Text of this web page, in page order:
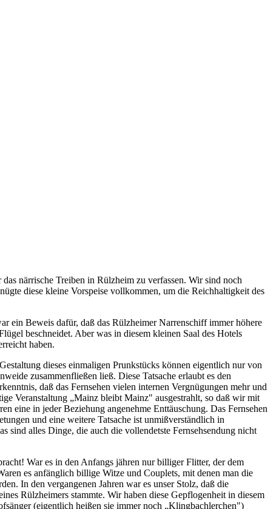
närrische Treiben in Rülzheim zu verfassen. Wir sind noch
diese kleine Vorspeise vollkommen, um die Reichhaltigkeit des
ein Beweis dafür, daß das Rülzheimer Narrenschiff immer höhere
beschneidet. Aber was in diesem kleinen Saal des Hotels
haben.
dieses einmaligen Prunkstücks können eigentlich nur von
zusammenfließen ließ. Diese Tatsache erlaubt es den
daß das Fernsehen vielen internen Vergnügungen mehr und
Veranstaltung „Mainz bleibt Mainz" ausgestrahlt, so daß wir mit
eine in jeder Beziehung angenehme Enttäuschung. Das Fernsehen
und eine weitere Tatsache ist unmißverständlich in
sind alles Dinge, die auch die vollendetste Fernsehsendung nicht
War es in den Anfangs jähren nur billiger Flitter, der dem
es anfänglich billige Witze und Couplets, mit denen man die
In den vergangenen Jahren war es unser Stolz, daß die
Rülzheimers stammte. Wir haben diese Gepflogenheit in diesem
(eigentlich heißen sie immer noch „Klingbachlerchen")